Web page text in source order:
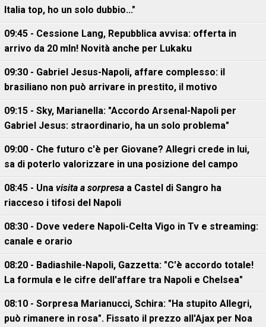
Italia top, ho un solo dubbio..."
09:45 - Cessione Lang, Repubblica avvisa: offerta in
arrivo da 20 mln! Novità anche per Lukaku
09:30 - Gabriel Jesus-Napoli, affare complesso: il
brasiliano non può arrivare in prestito, il motivo
09:15 - Sky, Marianella: "Accordo Arsenal-Napoli per
Gabriel Jesus: straordinario, ha un solo problema"
09:00 - Che futuro c'è per Giovane? Allegri crede in lui,
sa di poterlo valorizzare in una posizione del campo
08:45 - Una visita a sorpresa a Castel di Sangro ha
riacceso i tifosi del Napoli
08:30 - Dove vedere Napoli-Celta Vigo in Tv e streaming:
canale e orario
08:20 - Badiashile-Napoli, Gazzetta: "C'è accordo totale!
La formula e le cifre dell'affare tra Napoli e Chelsea"
08:10 - Sorpresa Marianucci, Schira: "Ha stupito Allegri,
può rimanere in rosa". Fissato il prezzo all'Ajax per Noa